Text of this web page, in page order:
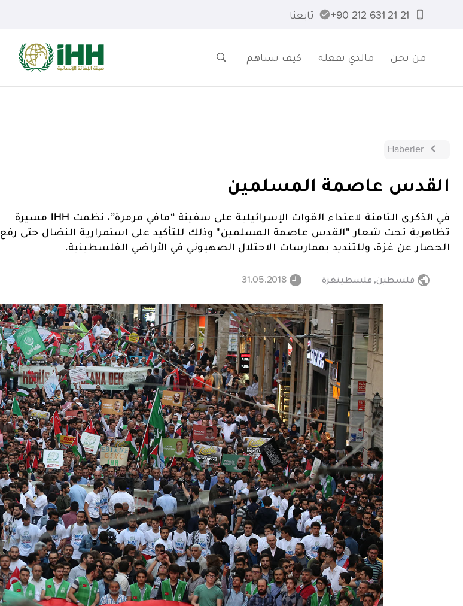
21 21 631 212 90+ تابعنا
من نحن مالذي نفعله كيف تساهم
Haberler
القدس عاصمة المسلمين
في الذكرى الثامنة لاعتداء القوات الإسرائيلية على سفينة “مافي مرمرة”، نظمت IHH مسيرة
تظاهرية تحت شعار "القدس عاصمة المسلمين" وذلك للتأكيد على استمرارية النضال حتى رفع
الحصار عن غزة، وللتنديد بممارسات الاحتلال الصهيوني في الأراضي الفلسطينية.
فلسطين, فلسطينغزة 31.05.2018